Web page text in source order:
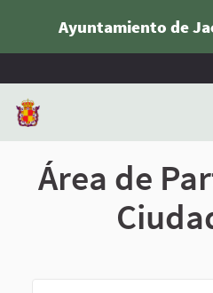
Ayuntamiento de
Área de